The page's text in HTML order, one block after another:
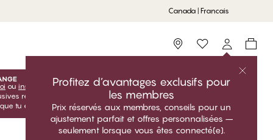
Canada | Francais
Storefinder
Profitez d’avantages exclusifs pour
les membres
Prix réservés aux membres, conseils pour un
ajustement parfait et offres personnalisées –
seulement lorsque vous êtes connecté(e).
ou inscris-toi
inscris-toi gratuitement pour profiter de tes
réservées aux membres! Les prix Club sont uniquement
tu es connecté(e).